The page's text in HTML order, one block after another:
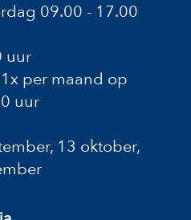
09.00 - 17.00
uur
per maand op
uur
13 oktober,